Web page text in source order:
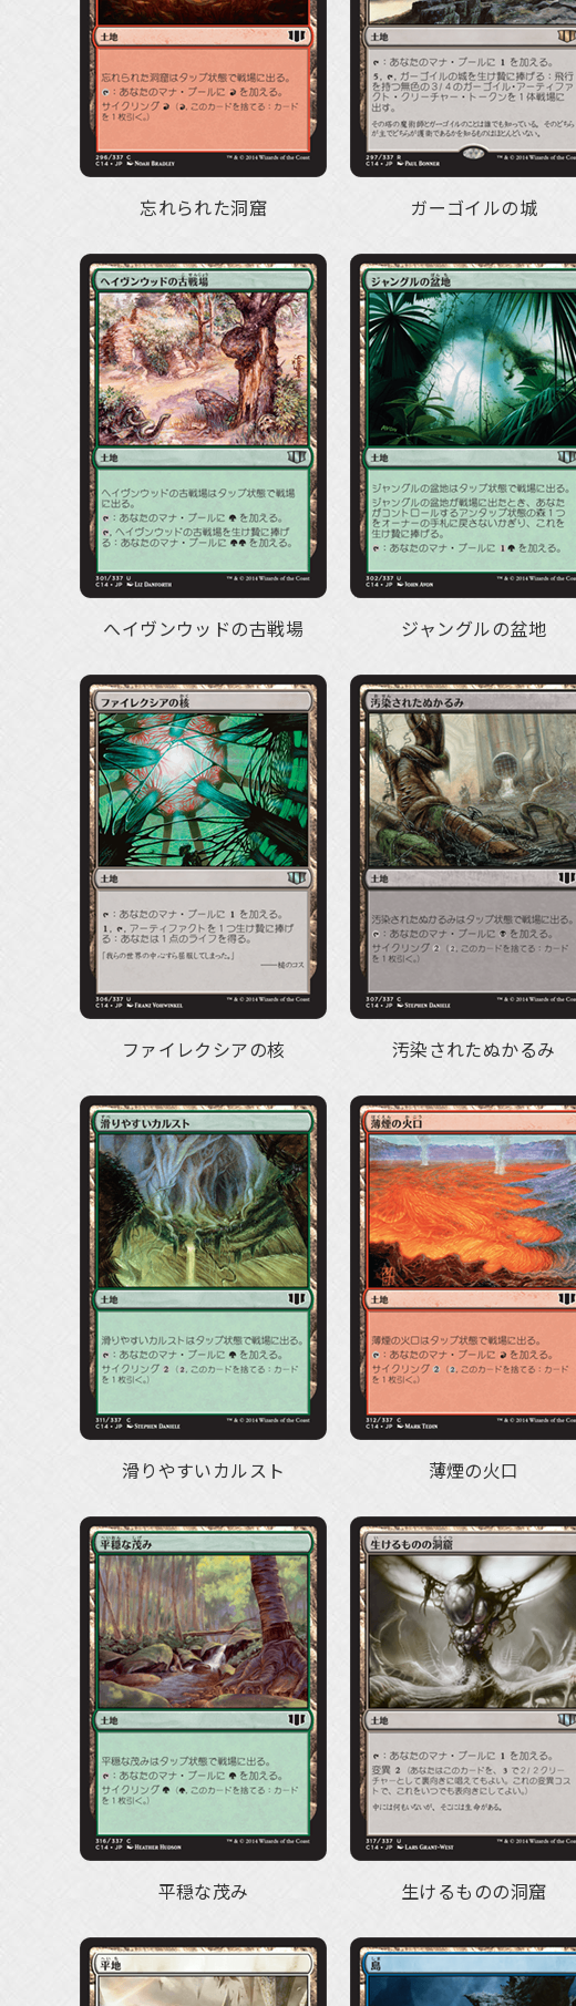
忘れられた洞窟 ガーゴイルの城
へイヴンウッドの古戦場 ジャングルの盆地
ファイレクシアの核 汚染されたぬかるみ
滑りやすいカルスト 薄煙の火口
平穏な茂み 生けるものの洞窟